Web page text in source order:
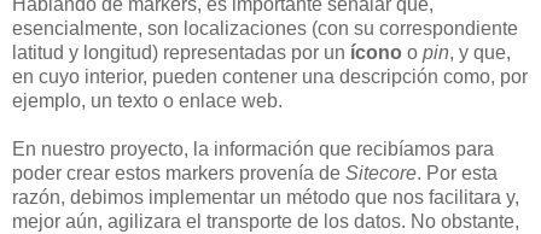
Hablando de markers, es importante señalar que,
esencialmente, son localizaciones (con su correspondiente
latitud y longitud) representadas por un ícono o pin, y que,
en cuyo interior, pueden contener una descripción como, por
ejemplo, un texto o enlace web.
En nuestro proyecto, la información que recibíamos para
poder crear estos markers provenía de Sitecore. Por esta
razón, debimos implementar un método que nos facilitara y,
mejor aún, agilizara el transporte de los datos. No obstante,